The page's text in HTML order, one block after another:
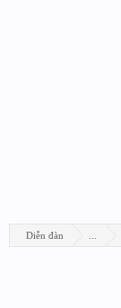
Diễn đàn